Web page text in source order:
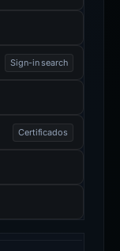
Sign-in search
Certificados